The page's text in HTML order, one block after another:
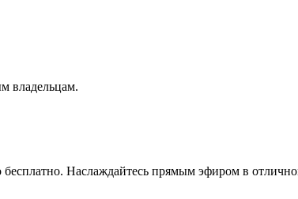
владельцам.
Наслаждайтесь прямым эфиром в